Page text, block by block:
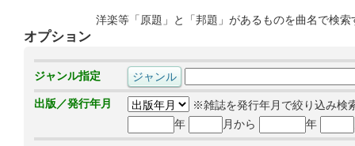
洋楽等「原題」と「邦題」があるものを曲名で検
オプション
ジャンル指定
出版／発行年月
※雑誌を発行年月で絞り込み検
年
月から 年